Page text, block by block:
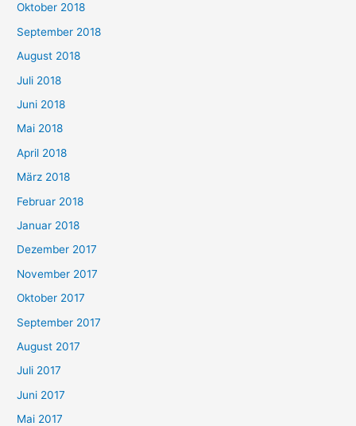
Oktober 2018
September 2018
August 2018
Juli 2018
Juni 2018
Mai 2018
April 2018
März 2018
Februar 2018
Januar 2018
Dezember 2017
November 2017
Oktober 2017
September 2017
August 2017
Juli 2017
Juni 2017
Mai 2017